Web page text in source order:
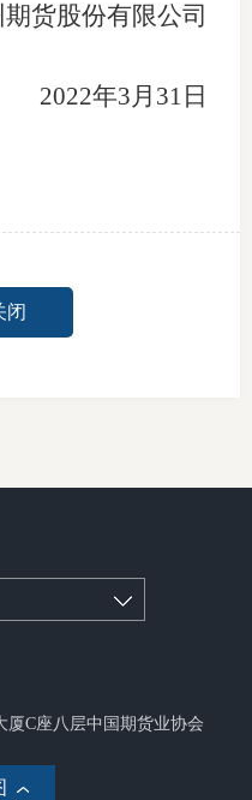
股份有限公司
2022年3月31日
闭
厦C座八层中国期货业协会